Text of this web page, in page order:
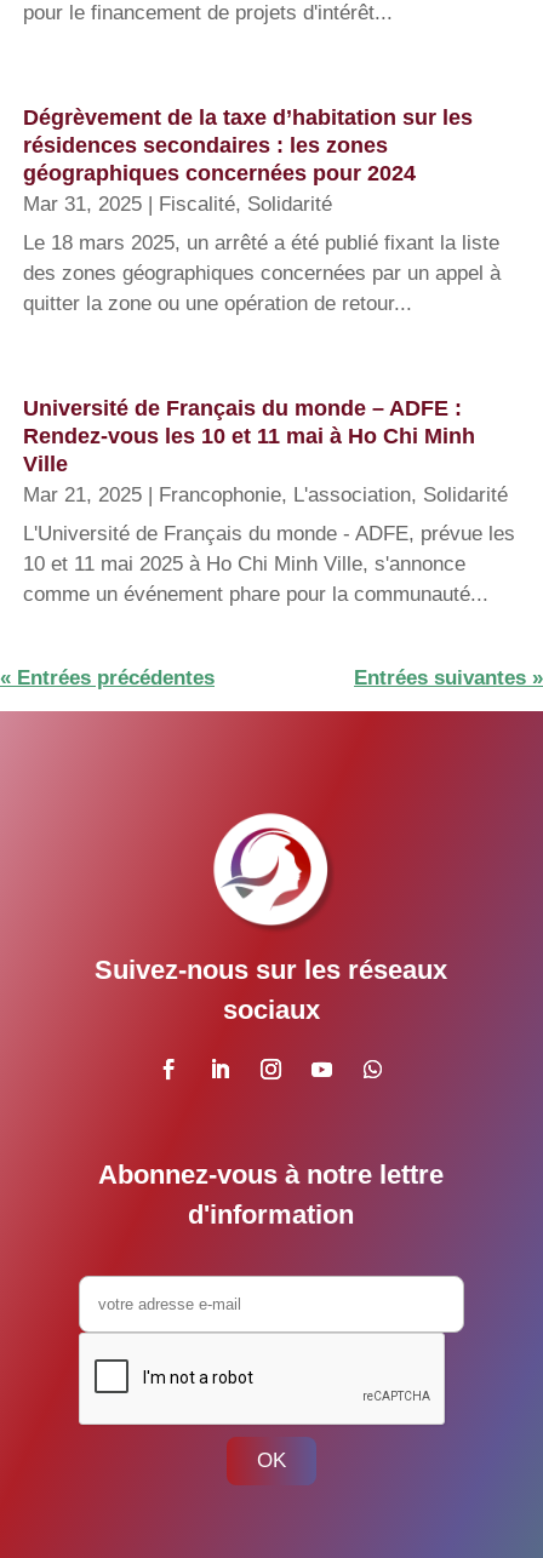
pour le financement de projets d'intérêt...
Dégrèvement de la taxe d’habitation sur les
résidences secondaires : les zones
géographiques concernées pour 2024
Mar 31, 2025 Fiscalité, Solidarité
Le 18 mars 2025, un arrêté a été publié fixant la liste
des zones géographiques concernées par un appel à
quitter la zone ou une opération de retour...
Université de Français du monde – ADFE :
Rendez-vous les 10 et 11 mai à Ho Chi Minh
Ville
Mar 21, 2025 Francophonie, L'association, Solidarité
L'Université de Français du monde - ADFE, prévue les
10 et 11 mai 2025 à Ho Chi Minh Ville, s'annonce
comme un événement phare pour la communauté...
« Entrées précédentes Entrées suivantes »
Suivez-nous sur les réseaux
sociaux
Abonnez-vous à notre lettre
d'information
OK